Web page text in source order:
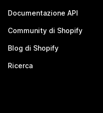
Documentazione API
Community di Shopify
Blog di Shopify
Ricerca